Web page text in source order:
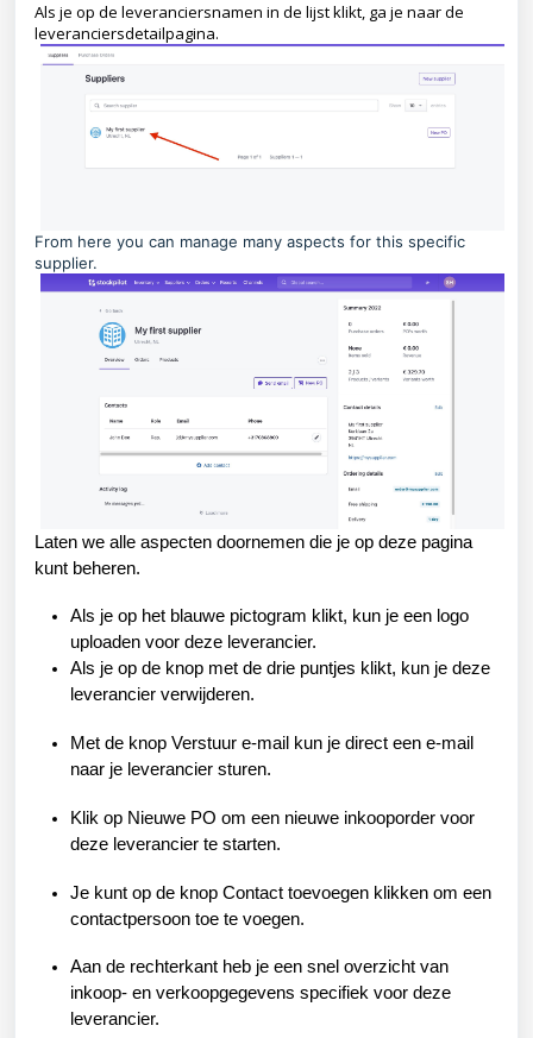
Als je op de leveranciersnamen in de lijst klikt, ga je naar de
leveranciersdetailpagina.
From here you can manage many aspects for this specific
supplier.
Laten we alle aspecten doornemen die je op deze pagina
kunt beheren.
Als je op het blauwe pictogram klikt, kun je een logo
uploaden voor deze leverancier.
Als je op de knop met de drie puntjes klikt, kun je deze
leverancier verwijderen.
Met de knop Verstuur e-mail kun je direct een e-mail
naar je leverancier sturen.
Klik op Nieuwe PO om een nieuwe inkooporder voor
deze leverancier te starten.
Je kunt op de knop Contact toevoegen klikken om een
contactpersoon toe te voegen.
Aan de rechterkant heb je een snel overzicht van
inkoop- en verkoopgegevens specifiek voor deze
leverancier.